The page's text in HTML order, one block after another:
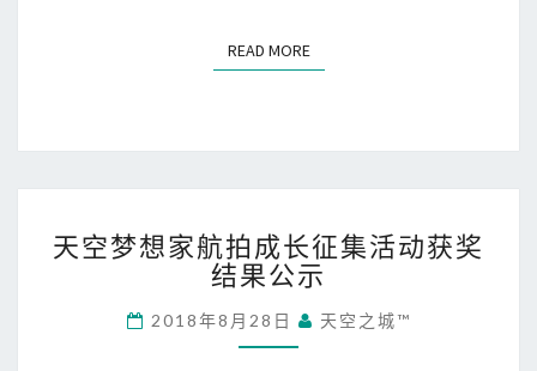
奖
READ MOREREAD MORE
空
梦
家
航
天空梦想家航拍成长征集活动获奖
结果公示
2018年8月28日 天空之城™